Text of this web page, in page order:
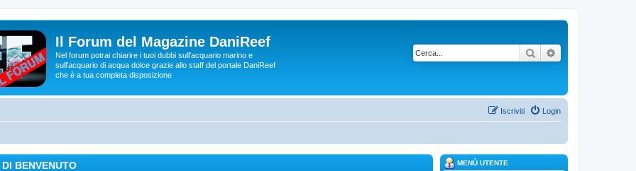
Il Forum del Magazine DaniReef
Nel forum potrai chiarire i tuoi dubbi sull'acquario marino e
sull'acquario di acqua dolce grazie allo staff del portale DaniReef
che è a tua completa disposizione
Cerca
Login
Iscriviti
BENVENUTO MENÙ UTENTE